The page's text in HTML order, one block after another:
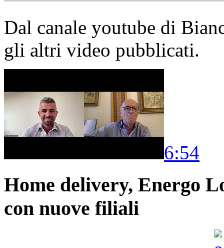
Dal canale youtube di
gli altri video pubblicati.
6:54
Home delivery, Energo
con nuove filiali